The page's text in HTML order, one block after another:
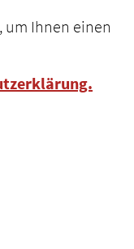
um Ihnen einen